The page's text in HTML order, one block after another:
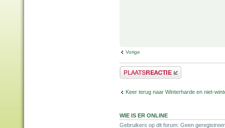
Vorige
Plaats een reactie
Keer terug naar Winterharde en niet-
WIE IS ER ONLINE
Gebruikers op dit forum: Geen